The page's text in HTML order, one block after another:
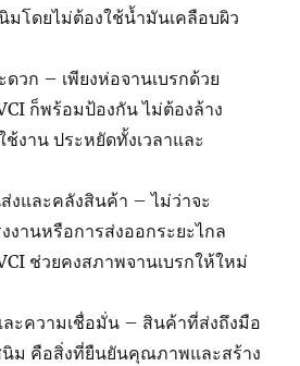
มโดยไม่ต้องใช้น้ำมันเคลือบผิว
ดวก – เพียงห่อจานเบรกด้วย
ก็พร้อมป้องกัน ไม่ต้องล้าง
งาน ประหยัดทั้งเวลาและ
งและคลังสินค้า – ไม่ว่าจะ
งานหรือการส่งออกระยะไกล
ช่วยคงสภาพจานเบรกให้ใหม่
ะความเชื่อมั่น – สินค้าที่ส่งถึงมือ
นิม คือสิ่งที่ยืนยันคุณภาพและสร้าง